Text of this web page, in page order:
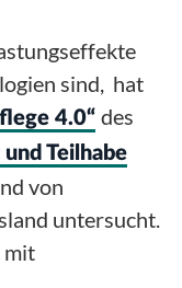
sind, hat
4.0“ des
Teilhabe
von
untersucht.
mit